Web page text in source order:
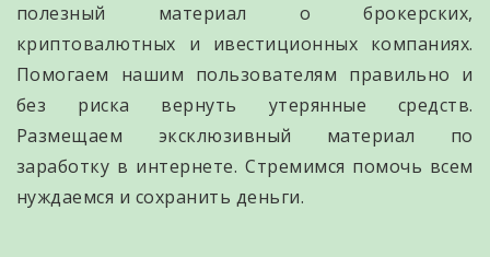
полезный материал о брокерских,
криптовалютных и ивестиционных компаниях.
Помогаем нашим пользователям правильно и
без риска вернуть утерянные средств.
Размещаем эксклюзивный материал по
заработку в интернете. Стремимся помочь всем
нуждаемся и сохранить деньги.